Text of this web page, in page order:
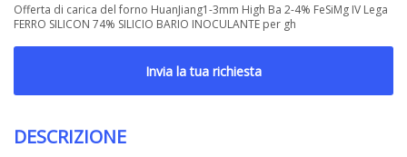
Offerta di carica del forno HuanJiang1-3mm High Ba 2-4% FeSiMg IV Lega
FERRO SILICON 74% SILICIO BARIO INOCULANTE per gh
Invia la tua richiesta
DESCRIZIONE